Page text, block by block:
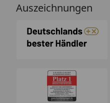
Auszeichnungen